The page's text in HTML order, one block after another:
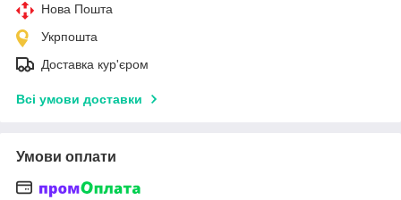
Нова Пошта
Укрпошта
Доставка кур'єром
Всі умови доставки
Умови оплати